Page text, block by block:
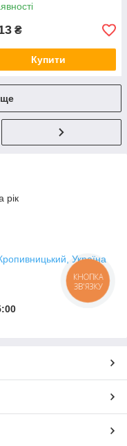
₴
Купити
ще
рік
Україна
КНОПКА
ЗВ'ЯЗКУ